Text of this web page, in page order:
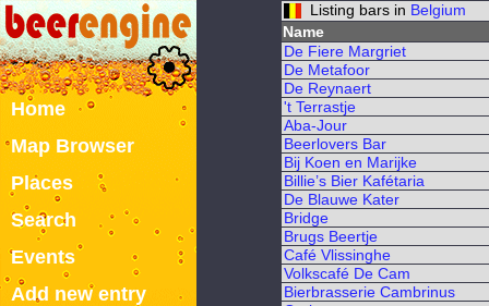
Home
Map Browser
Places
Search
Events
Add new entry
Listing bars in Belgium
Name
De Fiere Margriet
De Metafoor
De Reynaert
't Terrastje
Aba-Jour
Beerlovers Bar
Bij Koen en Marijke
Billie’s Bier Kafétaria
De Blauwe Kater
Bridge
Brugs Beertje
Café Vlissinghe
Volkscafé De Cam
Bierbrasserie Cambrinus